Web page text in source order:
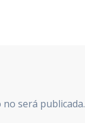
será publicada.